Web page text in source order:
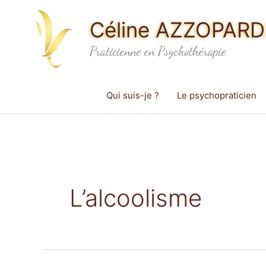
Céline
Praticienne en Psychothérapie
Qui suis-je ? Le psychopraticien
L’alcoolisme